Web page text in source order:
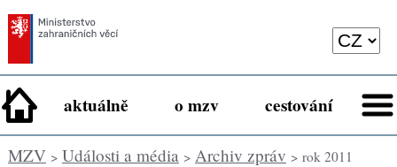
aktuálně o mzv cestování
MZV> Události a média> Archiv zpráv > rok 2011